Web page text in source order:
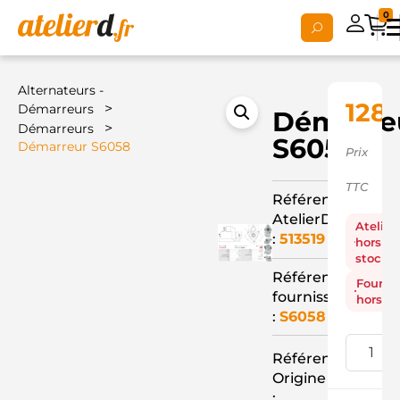
0
Alternateurs -
Démarreurs
>
Démarreurs >
Démarreur S6058
S6058
Référence
AtelierD
:513519
Référence
fournisseur
:S6058
Référence
Origine
Prix
TTC
Atelier
hors
stock
hors